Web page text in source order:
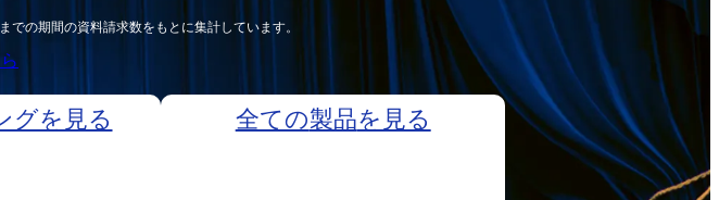
までの期間の資料請求数をもとに集計しています。
グを見る 全ての製品を見る